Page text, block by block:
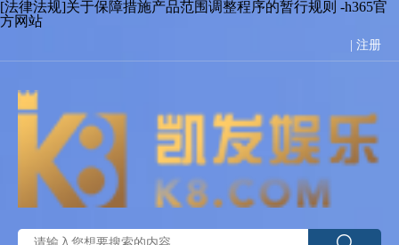
[法律法规]关于保障措施产品范围调整程序的暂行规则 -h365官
方网站
注册